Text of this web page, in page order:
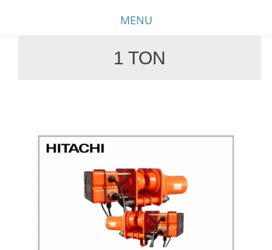
MENU
1 TON